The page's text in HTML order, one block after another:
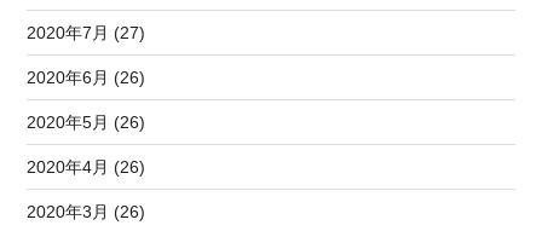
2020年7月 (27)
2020年6月 (26)
2020年5月 (26)
2020年4月 (26)
2020年3月 (26)